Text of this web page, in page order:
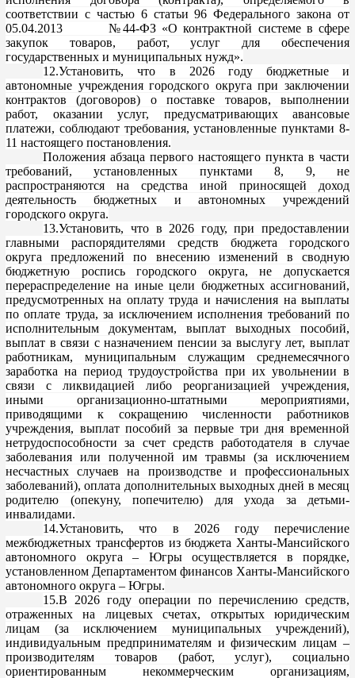
соответствии с частью 6 статьи 96 Федерального закона от
05.04.2013 №44-ФЗ «О контрактной системе в сфере
закупок товаров, работ, услуг для обеспечения
государственных и муниципальных нужд».
12.Установить, что в 2026 году бюджетные и
автономные учреждения городского округа при заключении
контрактов (договоров) о поставке товаров, выполнении
работ, оказании услуг, предусматривающих авансовые
платежи, соблюдают требования, установленные пунктами 8-
11 настоящего постановления.
Положенияабзаца первого настоящего пункта в части
требований, установленных пунктами8, 9, не
распространяются на средства иной приносящей доход
деятельность бюджетных и автономных учреждений
городского округа.
13.Установить, что в 2026 году, при предоставлении
главными распорядителями средств бюджета городского
округа предложений по внесению изменений в сводную
бюджетную роспись городского округа, не допускается
перераспределение на иные цели бюджетных ассигнований,
предусмотренных на оплату труда и начисления на выплаты
по оплате труда,за исключением исполнения требований по
исполнительным документам, выплат выходных пособий,
выплат в связи с назначением пенсии за выслугу лет, выплат
работникам, муниципальным служащим среднемесячного
заработка на период трудоустройства при их увольнении в
связи с ликвидацией либо реорганизацией учреждения,
иными организационно-штатными мероприятиями,
приводящими к сокращению численности работников
учреждения, выплат пособий за первые три дня временной
нетрудоспособности за счет средств работодателя в случае
заболевания или полученной им травмы (за исключением
несчастных случаев на производстве и профессиональных
заболеваний), оплата дополнительных выходных дней в месяц
родителю (опекуну, попечителю) для ухода за детьми-
инвалидами.
14.Установить, что в 2026 году перечисление
межбюджетных трансфертов из бюджета Ханты-Мансийского
автономного округа – Югры осуществляется в порядке,
установленном Департаментом финансов Ханты-Мансийского
автономного округа – Югры.
15.В 2026 году операции по перечислению средств,
отраженных на лицевых счетах, открытых юридическим
лицам (за исключением муниципальных учреждений),
индивидуальным предпринимателям и физическим лицам –
производителям товаров (работ, услуг), социально
ориентированным некоммерческим организациям,